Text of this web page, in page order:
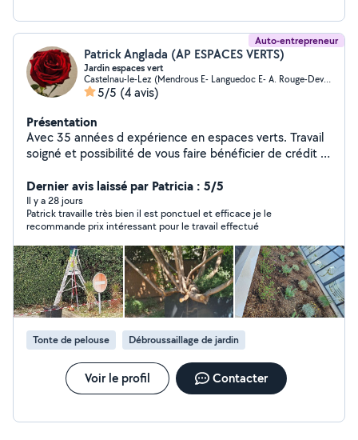
Auto-entrepreneur
Patrick Anglada (AP ESPACES VERTS)
Jardin espaces vert
Castelnau-le-Lez (Mendrous E- Languedoc E- A. Rouge-Devois)
5/5 (4 avis)
Présentation
Avec 35 années d expérience en espaces verts. Travail
soigné et possibilité de vous faire bénéficier de crédit d
Dernier avis laissé par Patricia : 5/5
Il y a 28 jours
Patrick travaille très bien il est ponctuel et efficace je le
recommande prix intéressant pour le travail effectué
Tonte de pelouse Débroussaillage de jardin
Voir le profil Contacter